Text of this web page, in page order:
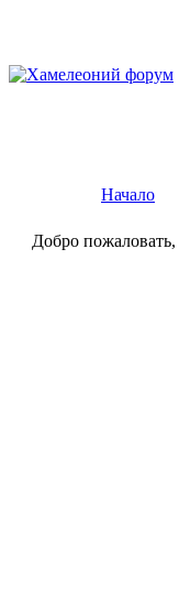
Начало
Добро пожаловать,